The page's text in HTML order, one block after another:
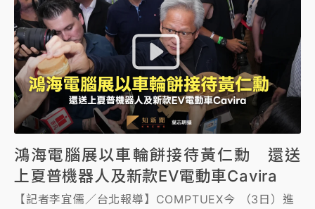
鴻海電腦展以車輪餅接待黃仁勳 還送
上夏普機器人及新款EV電動車Cavira
【記者李宜儒／台北報導】COMPTUEX今 （3日）進